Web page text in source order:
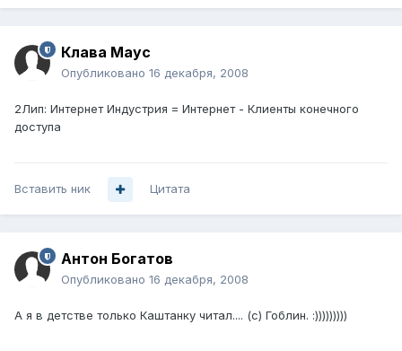
Клава Маус
Опубликовано 16 декабря, 2008
2Лип: Интернет Индустрия = Интернет - Клиенты конечного
доступа
Вставить ник Цитата
Антон Богатов
Опубликовано 16 декабря, 2008
А я в детстве только Каштанку читал.... (с) Гоблин. :)))))))))